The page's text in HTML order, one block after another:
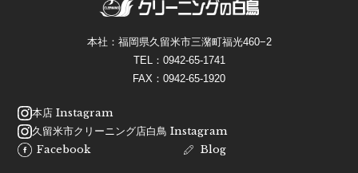
本社：福岡県久留米市三潴町福光460−2
TEL： 0942-65-1741
FAX：0942-65-1920
本店 Instagram
久留米市クリーニング店白鳥 Instagram
Facebook
Blog